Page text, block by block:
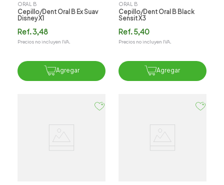
ORAL B
Cepillo/dent Oral B Ex Suav
Disney X1
Ref.3,48
Precios no incluyen IVA.
Agregar
ORAL B
Cepillo/dent Oral B Black
Sensit X3
Ref.5,40
Precios no incluyen IVA.
Agregar